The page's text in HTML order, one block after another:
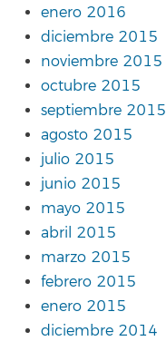
enero 2016
diciembre 2015
noviembre 2015
octubre 2015
septiembre 2015
agosto 2015
julio 2015
junio 2015
mayo 2015
abril 2015
marzo 2015
febrero 2015
enero 2015
diciembre 2014